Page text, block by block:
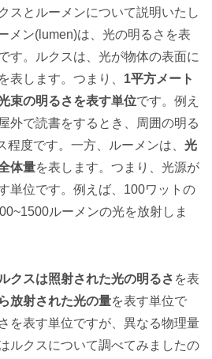
スとルーメンについて説明いたし
メン(lumen)は、光の明るさを表
す。ルクスは、光が物体の表面に
表します。つまり、 1平方メート
束の明るさを表す単位です。例え
外で読書をするとき、周囲の明る
程度です。一方、ルーメンは、 光
体量を表します。つまり、光源が
単位です。例えば、100ワットの
ルーメンの光を放射しま
クスは照射された光の明るさ を表
放射された光の量を表す単位で
を表す単位ですが、異なる物理量
ルクスについて調べてみましたの